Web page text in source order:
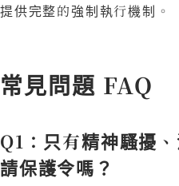
提供完整的強制執行機制。
常見問題 FAQ
Q1：只有精神騷擾
請保護令嗎？